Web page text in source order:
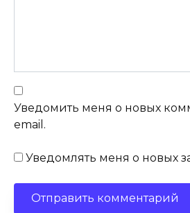
Уведомить меня о новых
email.
Уведомлять меня о новых